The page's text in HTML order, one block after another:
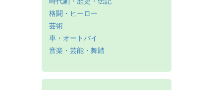
格闘・ヒーロー
芸術
車・オートバイ
音楽・芸能・舞踏